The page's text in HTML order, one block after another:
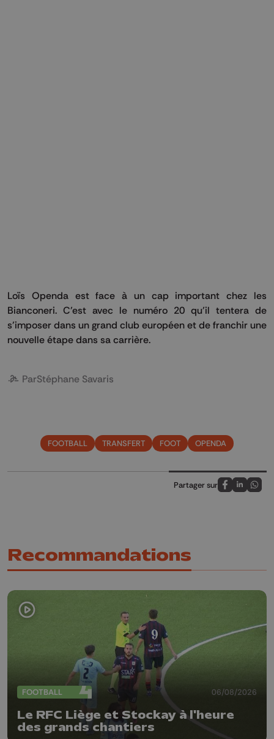
Loïs Openda est face à un cap important chez les
Bianconeri. C’est avec le numéro 20 qu’il tentera de
s’imposer dans un grand club européen et de franchir une
nouvelle étape dans sa carrière.
ParStéphane Savaris
FOOTBALL TRANSFERT FOOT OPENDA
Partager sur
Partagez sur
Partagez
Recommandations
FOOTBALL 06/08/2026
Le RFC Liège et Stockay à l'heure
des grands chantiers